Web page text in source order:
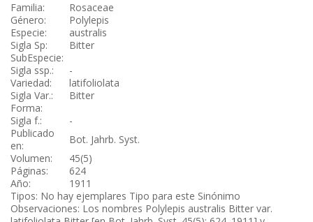
Familia:
Rosaceae
Género:
Polylepis
Especie:
australis
Sigla Sp:
Bitter
SubEspecie:
Sigla ssp.:
-
Variedad:
latifoliolata
Sigla Var.:
Bitter
Forma:
Sigla f.:
-
Publicado
en:
Bot. Jahrb. Syst.
Volumen:
45(5)
Páginas:
624
Año:
1911
Tipos: No hay ejemplares Tipo para este Sinónimo
Observaciones: Los nombres Polylepis australis Bitter var.